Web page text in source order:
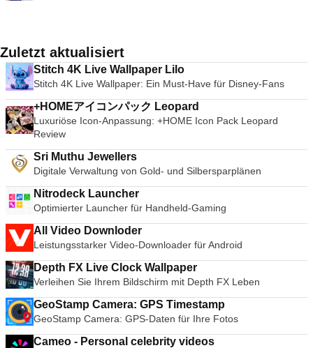
Zuletzt aktualisiert
Stitch 4K Live Wallpaper Lilo
Stitch 4K Live Wallpaper: Ein Must-Have für Disney-Fans
+HOMEアイコンパック Leopard
Luxuriöse Icon-Anpassung: +HOME Icon Pack Leopard
Review
Sri Muthu Jewellers
Digitale Verwaltung von Gold- und Silbersparplänen
Nitrodeck Launcher
Optimierter Launcher für Handheld-Gaming
All Video Downloder
Leistungsstarker Video-Downloader für Android
Depth FX Live Clock Wallpaper
Verleihen Sie Ihrem Bildschirm mit Depth FX Leben
GeoStamp Camera: GPS Timestamp
GeoStamp Camera: GPS-Daten für Ihre Fotos
Cameo - Personal celebrity videos